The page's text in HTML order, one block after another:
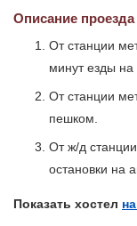
Описание проезда
От станции
минут езды
От станции
пешком.
От ж/д
остановки на
Показать хостел